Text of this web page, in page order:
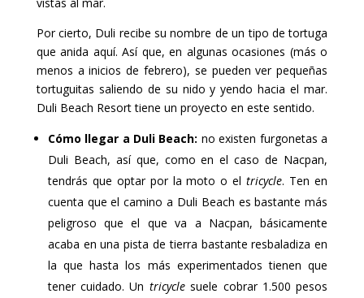
Por cierto, Duli recibe su nombre de un tipo de tortuga
que anida aquí. Así que, en algunas ocasiones (más o
menos a inicios de febrero), se pueden ver pequeñas
tortuguitas saliendo de su nido y yendo hacia el mar.
Duli Beach Resort tiene un proyecto en este sentido.
Cómo llegar a Duli Beach: no existen furgonetas a
Duli Beach, así que, como en el caso de Nacpan,
tendrás que optar por la moto o eltricycle. Ten en
cuenta que el camino a Duli Beach es bastante más
peligroso que el que va a Nacpan, básicamente
acaba en una pista de tierra bastante resbaladiza en
la que hasta los más experimentados tienen que
tener cuidado. Un tricyclesuele cobrar 1.500 pesos